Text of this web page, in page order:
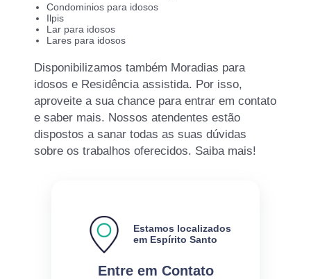
Condominios para idosos
Ilpis
Lar para idosos
Lares para idosos
Disponibilizamos também Moradias para
idosos e Residência assistida. Por isso,
aproveite a sua chance para entrar em contato
e saber mais. Nossos atendentes estão
dispostos a sanar todas as suas dúvidas
sobre os trabalhos oferecidos. Saiba mais!
Entre em Contato
Estamos localizados
em Espírito Santo